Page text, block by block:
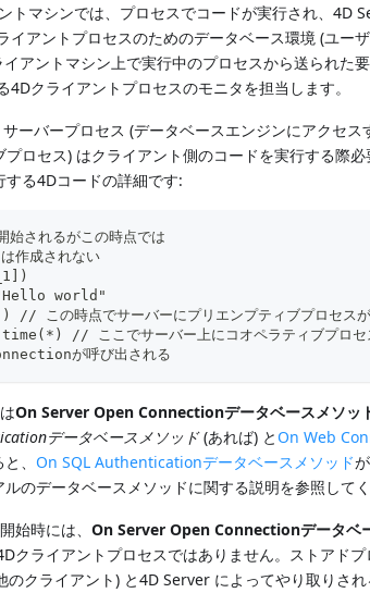
トマシンでは、プロセスでコードが実行され、4D
イアントプロセスのためのデータベース環境 (ユー
アントマシン上で実行中のプロセスから送られた
4Dクライアントプロセスのモニタを担当します。
ーバープロセス (データベースエンジンにアクセ
ロセス) はクライアント側のコードを実行する際
る4Dコードの詳細です:
されるがこの時点では
作成されない
world"
// この時点でサーバーにプリエンプティブプロセスが
// ここでサーバー上にコオペラティブプロセ
が呼び出される
On Server Open Connectionデータベースメソッ
データベースメソッド(あれば) と On Web
、 On SQL Authenticationデータベースメソッド
のデータベースメソッドに関する説明を参照してく
始時には、On Server Open Connectionデータベ
クライアントプロセスではありません。ストアド
クライアント) と4D Server によってやり取りさ